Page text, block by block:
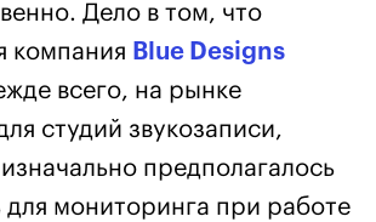
Дело в том, что
компания Blue Designs
всего, на рынке
студий звукозаписи,
предполагалось
для мониторинга при работе